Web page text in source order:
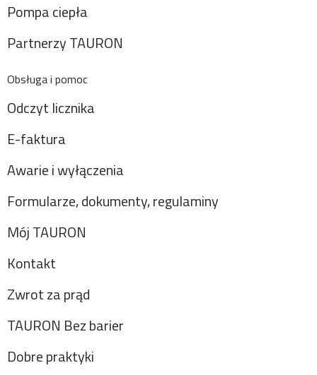
Pompa ciepła
Partnerzy TAURON
Obsługa i pomoc
Odczyt licznika
E-faktura
Awarie i wyłączenia
Formularze, dokumenty, regulaminy
Mój TAURON
Kontakt
Zwrot za prąd
TAURON Bez barier
Dobre praktyki